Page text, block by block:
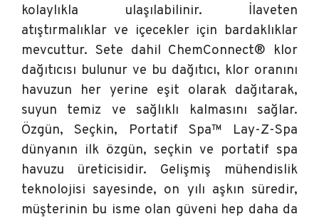
kolaylıkla ulaşılabilinir. İlaveten
atıştırmalıklar ve içecekler için bardaklıklar
mevcuttur. Sete dahil ChemConnect® klor
dağıtıcısı bulunur ve bu dağıtıcı, klor oranını
havuzun her yerine eşit olarak dağıtarak,
suyun temiz ve sağlıklı kalmasını sağlar.
Özgün, Seçkin, Portatif Spa™ Lay-Z-Spa
dünyanın ilk özgün, seçkin ve portatif spa
havuzu üreticisidir. Gelişmiş mühendislik
teknolojisi sayesinde, on yılı aşkın süredir,
müşterinin bu isme olan güveni hep daha da